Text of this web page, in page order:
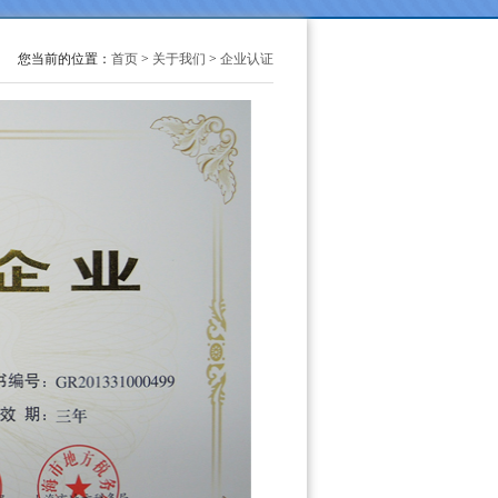
您当前的位置： 首页 > 关于我们 > 企业认证